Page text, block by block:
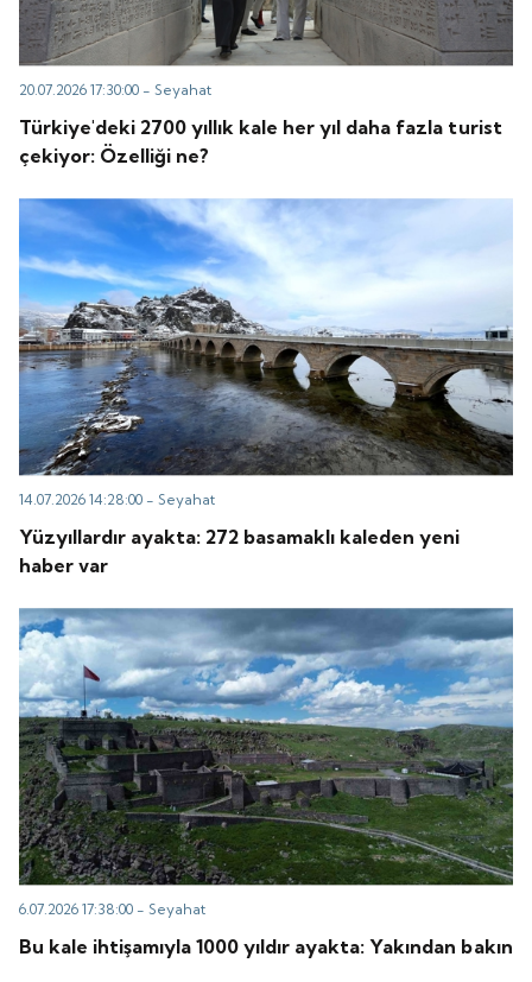
20.07.2026 17:30:00 -Seyahat
Türkiye'deki 2700 yıllık kale her yıl daha fazla turist
çekiyor: Özelliği ne?
14.07.2026 14:28:00 -Seyahat
Yüzyıllardır ayakta: 272 basamaklı kaleden yeni
haber var
6.07.2026 17:38:00 -Seyahat
Bu kale ihtişamıyla 1000 yıldır ayakta: Yakından bakın